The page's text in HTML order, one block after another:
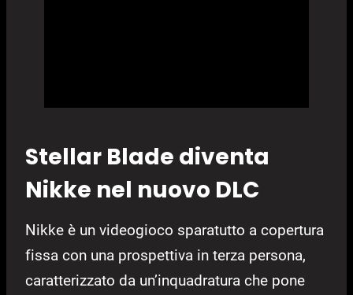
Stellar Blade diventa
Nikke nel nuovo DLC
Nikke è un videogioco sparatutto a copertura
fissa con una prospettiva in terza persona,
caratterizzato da un’inquadratura che pone